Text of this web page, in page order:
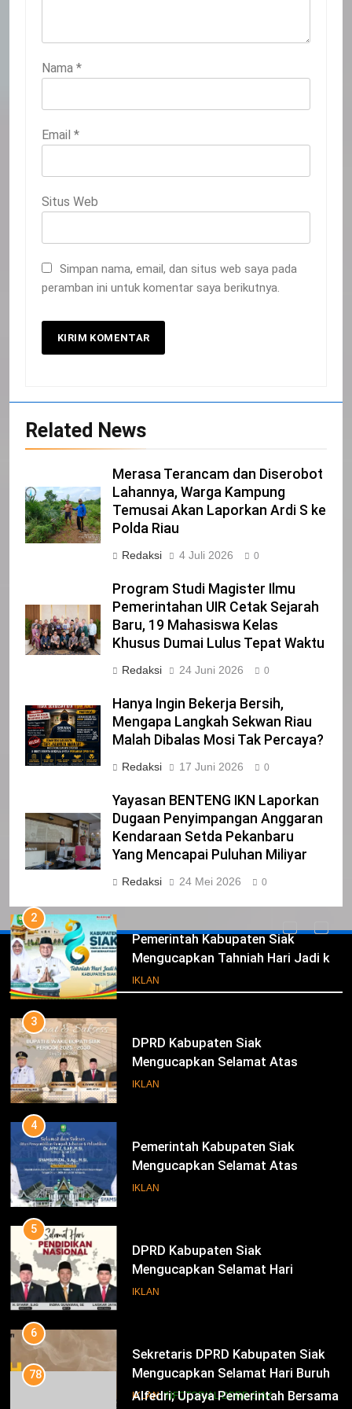
Nama *
Email *
Situs Web
Simpan nama, email, dan situs web saya pada
peramban ini untuk komentar saya berikutnya.
Related News
Merasa Terancam dan Diserobot
Lahannya, Warga Kampung
Temusai Akan Laporkan Ardi S ke
Polda Riau
Redaksi 4 Juli 2026 0
Program Studi Magister Ilmu
Pemerintahan UIR Cetak Sejarah
Baru, 19 Mahasiswa Kelas
Khusus Dumai Lulus Tepat Waktu
Redaksi 24 Juni 2026 0
Hanya Ingin Bekerja Bersih,
Mengapa Langkah Sekwan Riau
Malah Dibalas Mosi Tak Percaya?
Redaksi 17 Juni 2026 0
Yayasan BENTENG IKN Laporkan
Dugaan Penyimpangan Anggaran
Kendaraan Setda Pekanbaru
Yang Mencapai Puluhan Miliyar
Redaksi 24 Mei 2026 0
Iklan
20
Selamat Hari Kebangkitan Nasional
IKLAN
21
Iklan Pemerintah Kabupaten Siak
IKLAN
22
NORMAN SILITONGA CALEG DPRD
PROVINSI DKI JAKARTA
IKLAN
23
NURGARAHA HARPAL NOVTEN, SH
CALON ANGGOTA DPRD PROVINSI
DKI JAKARTA
IKLAN
1
Pimpinan Beserta Anggota DPRD
Kabupaten Siak Mengucapkan
IKLAN
2
Pemerintah Kabupaten Siak
Mengucapkan Tahniah Hari Jadi ke-
26 Kabupaten Siak
IKLAN
3
DPRD Kabupaten Siak
Mengucapkan Selamat Atas
Pengambilan Sumpah Jabatan
IKLAN
4
Pemerintah Kabupaten Siak
Mengucapkan Selamat Atas
Pengambilan Sumpah Jabatan
IKLAN
5
DPRD Kabupaten Siak
Mengucapkan Selamat Hari
Pendidikan Nasional
IKLAN
6
Sekretaris DPRD Kabupaten Siak
Mengucapkan Selamat Hari Buruh
IKLAN INFOTORIAL DPRD SIAK
78
Alfedri; Upaya Pemerintah Bersama